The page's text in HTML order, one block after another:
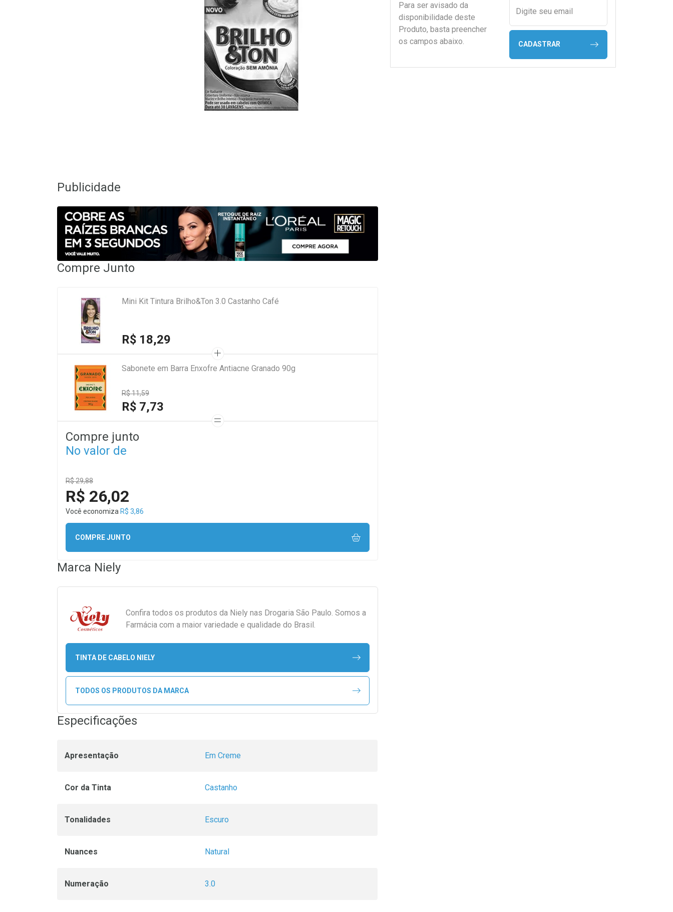
Para ser avisado da
disponibilidade deste
Produto, basta preencher
os campos abaixo.
Digite seu email
CADASTRAR
Publicidade
Compre Junto
Mini Kit Tintura Brilho&Ton 3.0 Castanho Café
R$ 18,29
Sabonete em Barra Enxofre Antiacne Granado 90g
R$ 11,59
R$ 7,73
Compre junto
No valor de
R$ 29,88
R$ 26,02
Você economiza R$ 3,86
COMPRE JUNTO
Marca Niely
Confira todos os produtos da Niely nas Drogaria São Paulo. Somos a
Farmácia com a maior variedade e qualidade do Brasil.
TINTA DE CABELO NIELY
TODOS OS PRODUTOS DA MARCA
Especificações
Apresentação Em Creme
Cor da Tinta Castanho
Tonalidades Escuro
Nuances Natural
Numeração 3.0